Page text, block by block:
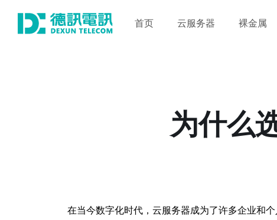
首页 云服务器 裸金属
为什么
在当今数字化时代，云服务器成为了许多企业和